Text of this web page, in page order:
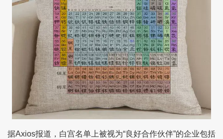
据Axios报道，白宫名单上被视为“良好合作伙伴”的企业包括